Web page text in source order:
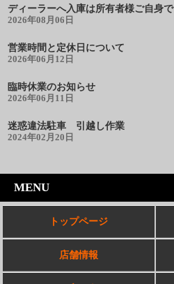
ディーラーへ入庫は所有者様ご自身で
2026年08月06日
営業時間と定休日について
2026年06月12日
臨時休業のお知らせ
2026年06月11日
迷惑違法駐車 引越し作業
2024年02月20日
MENU
トップページ
店舗情報